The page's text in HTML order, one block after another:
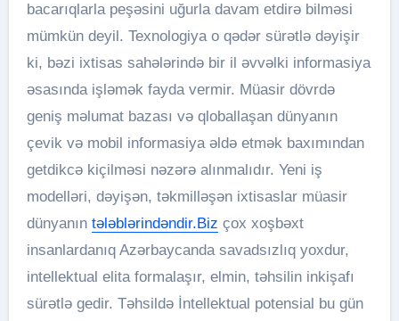
bacarıqlarla peşəsini uğurla davam etdirə bilməsi
mümkün deyil. Texnologiya o qədər sürətlə dəyişir
ki, bəzi ixtisas sahələrində bir il əvvəlki informasiya
əsasında işləmək fayda vermir. Müasir dövrdə
geniş məlumat bazası və qloballaşan dünyanın
çevik və mobil informasiya əldə etmək baxımından
getdikcə kiçilməsi nəzərə alınmalıdır. Yeni iş
modelləri, dəyişən, təkmilləşən ixtisaslar müasir
dünyanın tələblərindəndir.Biz çox xoşbəxt
insanlardanıq Azərbaycanda savadsızlıq yoxdur,
intellektual elita formalaşır, elmin, təhsilin inkişafı
sürətlə gedir. Təhsildə İntellektual potensial bu gün